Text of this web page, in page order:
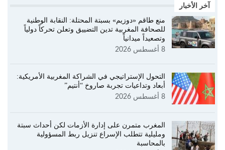
آخر الأخبار
منع طاقم «دوزيم» بسبتة المحتلة: النقابة الوطنية
للصحافة المغربية تدين التضييق وتعلن تحركاً دولياً
وتصعيداً ميدانياً
8 أغسطس 2026
التحول الإستراتيجي في الشراكة المغربية الأمريكية:
أبعاد وتداعيات تجربة صاروخ “أنتيم”
8 أغسطس 2026
المغرب متمرن على إدارة الأزمات لكن أحداث سبتة
ومليلية تتطلب الإسراع تنزيل ربط المسؤولية
بالمحاسبة